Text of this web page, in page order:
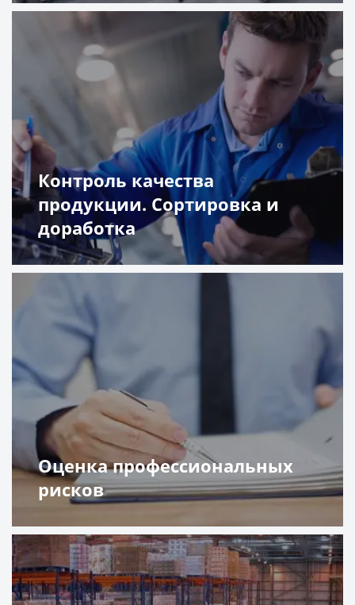
Подробнее
Контроль качества
продукции. Сортировка и
доработка
Оценка профессиональных
рисков
Подробнее